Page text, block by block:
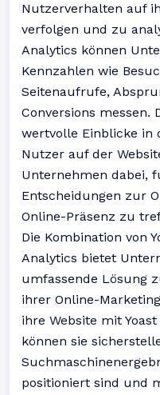
Nutzerverhalten auf
verfolgen und zu
Analytics können
Kennzahlen wie
Seitenaufrufe,
Conversions messen.
wertvolle Einblicke in
Nutzer auf der
Unternehmen dabei,
Entscheidungen zur
Online-Präsenz zu
Die Kombination von
Analytics bietet
umfassende Lösung
ihrer Online-
ihre Website mit
können sie
positioniert sind und